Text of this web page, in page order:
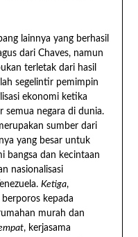
lainnya yang berhasil
dari Chaves, namun
terletak dari hasil
segelintir pemimpin
ekonomi ketika
semua negara di dunia.
sumber dari
yang besar untuk
bangsa dan kecintaan
nasionalisasi
Ketiga,
kepada
murah dan
, kerjasama